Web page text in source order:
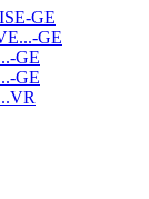
GE
GE
GE
GE